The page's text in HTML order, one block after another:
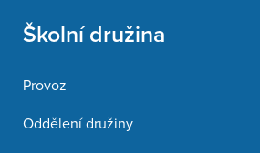
Školní družina
Provoz
Oddělení družiny